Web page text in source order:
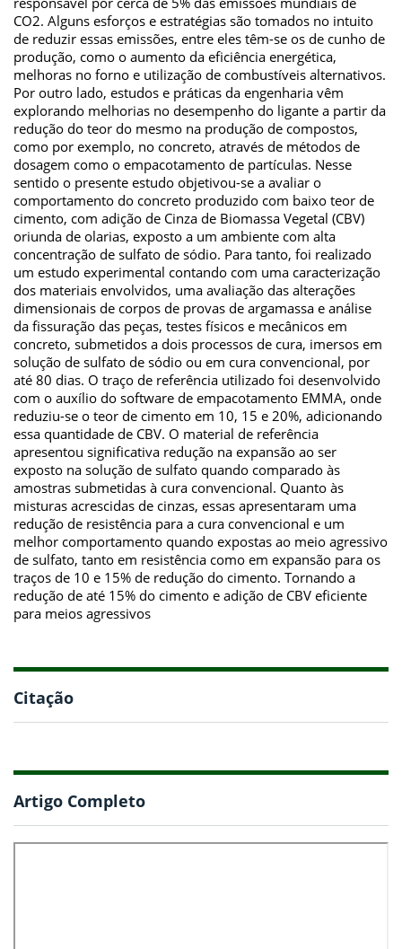
CO2. Alguns esforços e estratégias são tomados no intuito
de reduzir essas emissões, entre eles têm-se os de cunho de
produção, como o aumento da eficiência energética,
melhoras no forno e utilização de combustíveis alternativos.
Por outro lado, estudos e práticas da engenharia vêm
explorando melhorias no desempenho do ligante a partir da
redução do teor do mesmo na produção de compostos,
como por exemplo, no concreto, através de métodos de
dosagem como o empacotamento de partículas. Nesse
sentido o presente estudo objetivou-se a avaliar o
comportamento do concreto produzido com baixo teor de
cimento, com adição de Cinza de Biomassa Vegetal (CBV)
oriunda de olarias, exposto a um ambiente com alta
concentração de sulfato de sódio. Para tanto, foi realizado
um estudo experimental contando com uma caracterização
dos materiais envolvidos, uma avaliação das alterações
dimensionais de corpos de provas de argamassa e análise
da fissuração das peças, testes físicos e mecânicos em
concreto, submetidos a dois processos de cura, imersos em
solução de sulfato de sódio ou em cura convencional, por
até 80 dias. O traço de referência utilizado foi desenvolvido
com o auxílio do software de empacotamento EMMA, onde
reduziu-se o teor de cimento em 10, 15 e 20%, adicionando
essa quantidade de CBV. O material de referência
apresentou significativa redução na expansão ao ser
exposto na solução de sulfato quando comparado às
amostras submetidas à cura convencional. Quanto às
misturas acrescidas de cinzas, essas apresentaram uma
redução de resistência para a cura convencional e um
melhor comportamento quando expostas ao meio agressivo
de sulfato, tanto em resistência como em expansão para os
traços de 10 e 15% de redução do cimento. Tornando a
redução de até 15% do cimento e adição de CBV eficiente
para meios agressivos
Citação
Artigo Completo